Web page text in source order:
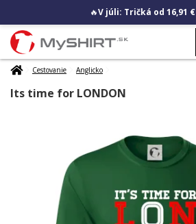
🔥V júli: Tričká od 16,91 €
Cestovanie Anglicko
Its time for LONDON